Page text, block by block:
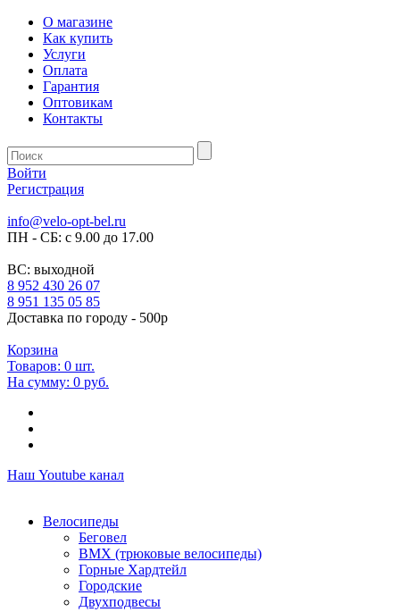
О магазине
Как купить
Услуги
Оплата
Гарантия
Оптовикам
Контакты
Войти
Регистрация
info@velo-opt-bel.ru
ПН - СБ: с 9.00 до 17.00
ВС: выходной
8 952 430 26 07
8 951 135 05 85
Доставка по городу - 500р
Корзина
Товаров: 0 шт.
На сумму: 0 руб.
Наш Youtube канал
Велосипеды
Беговел
ВМХ (трюковые велосипеды)
Горные Хардтейл
Городские
Двухподвесы